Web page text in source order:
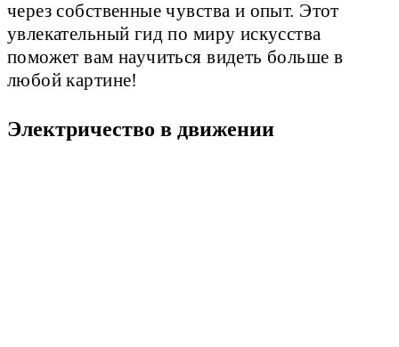
через собственные чувства и опыт. Этот
увлекательный гид по миру искусства
поможет вам научиться видеть больше в
любой картине!
Электричество в движении